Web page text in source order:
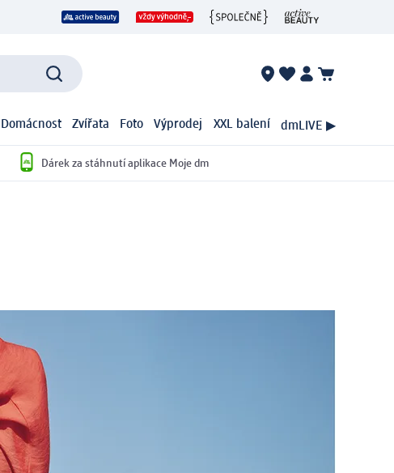
Domácnost Zvířata Foto Výprodej XXL balení dmLIVE ▶
Dárek za stáhnutí aplikace Moje dm